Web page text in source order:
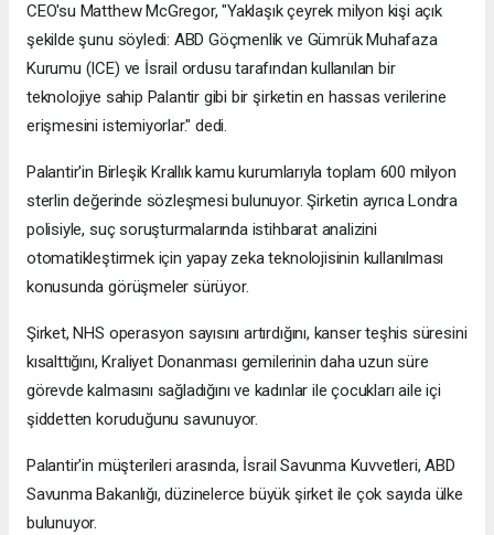
CEO'su Matthew McGregor, "Yaklaşık çeyrek milyon kişi açık
şekilde şunu söyledi: ABD Göçmenlik ve Gümrük Muhafaza
Kurumu (ICE) ve İsrail ordusu tarafından kullanılan bir
teknolojiye sahip Palantir gibi bir şirketin en hassas verilerine
erişmesini istemiyorlar." dedi.
Palantir'in Birleşik Krallık kamu kurumlarıyla toplam 600 milyon
sterlin değerinde sözleşmesi bulunuyor. Şirketin ayrıca Londra
polisiyle, suç soruşturmalarında istihbarat analizini
otomatikleştirmek için yapay zeka teknolojisinin kullanılması
konusunda görüşmeler sürüyor.
Şirket, NHS operasyon sayısını artırdığını, kanser teşhis süresini
kısalttığını, Kraliyet Donanması gemilerinin daha uzun süre
görevde kalmasını sağladığını ve kadınlar ile çocukları aile içi
şiddetten koruduğunu savunuyor.
Palantir'in müşterileri arasında, İsrail Savunma Kuvvetleri, ABD
Savunma Bakanlığı, düzinelerce büyük şirket ile çok sayıda ülke
bulunuyor.